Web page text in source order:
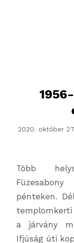
2020. október
Több
pénteken.
a járvány
Ifjúság úti